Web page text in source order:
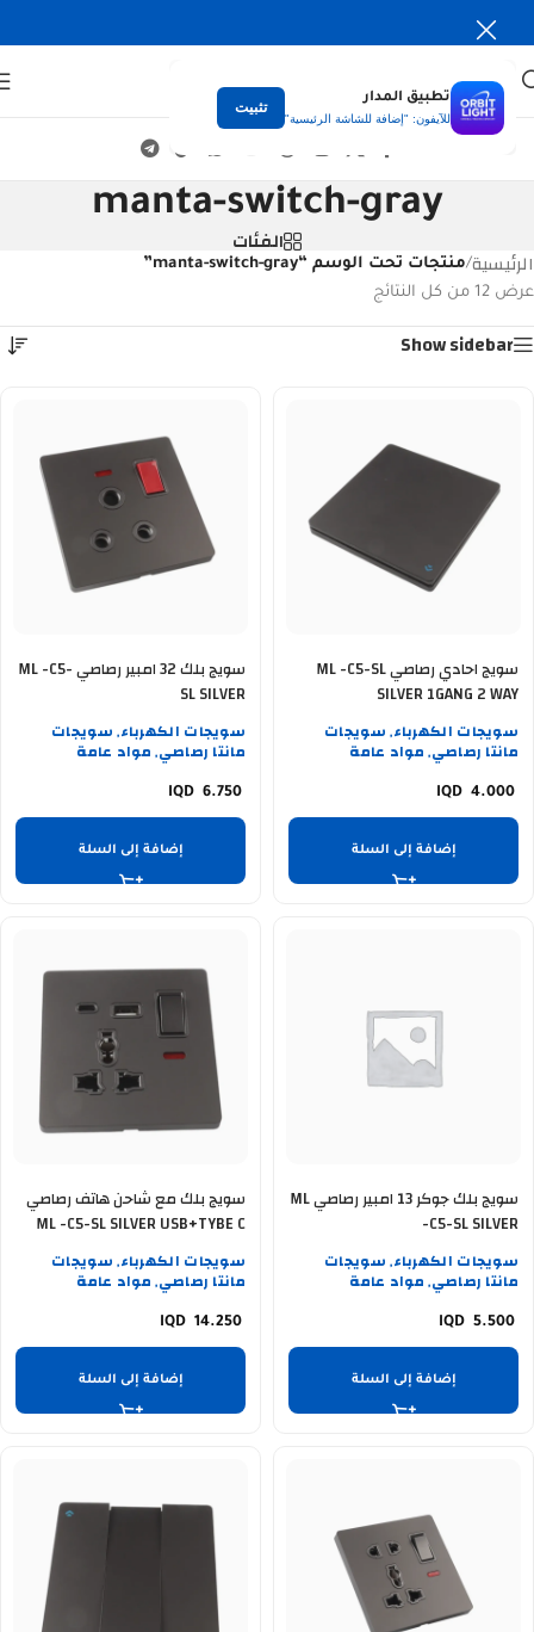
تطبيق المدار
للآيفون: "إضافة للشاشة الرئيسية"
تثبيت
manta-switch-gray
الفئات
الرئيسية/منتجات تحت الوسم “manta-switch-gray”
عرض ⁦12⁩ من كل النتائج
Show sidebar
سويج احادي رصاصي ML -C5-SL
SILVER 1GANG 2 WAY
سويجات الكهرباء, سويجات
مانتا رصاصي, مواد عامة
4.000
إضافة إلى السلة
سويج بلك 32 امبير رصاصي ML -C5-
SL SILVER
سويجات الكهرباء, سويجات
مانتا رصاصي, مواد عامة
6.750
إضافة إلى السلة
سويج بلك جوكر 13 امبير رصاصي ML
-C5-SL SILVER
سويجات الكهرباء, سويجات
مانتا رصاصي, مواد عامة
5.500
إضافة إلى السلة
سويج بلك مع شاحن هاتف رصاصي
ML -C5-SL SILVER USB+TYBE C
سويجات الكهرباء, سويجات
مانتا رصاصي, مواد عامة
14.250
إضافة إلى السلة